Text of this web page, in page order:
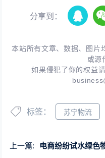
分享到：
本站所有文章、数据、图片
或源
如果侵犯了你的权益
标签： 苏宁物流
上一篇:
电商纷纷试水绿色